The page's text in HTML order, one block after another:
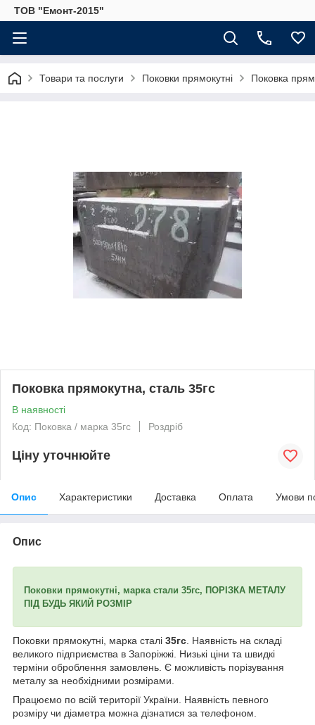
ТОВ "Емонт-2015"
Товари та послуги Поковки прямокутні Поковка
Поковка прямокутна, сталь 35гс
В наявності
Код: Поковка / марка 35гс
Роздріб
Ціну уточнюйте
Опис Характеристики Доставка Оплата Умови
Опис
Поковки прямокутні, марка стали 35гс, ПОРІЗКА МЕТАЛУ
ПІД БУДЬ ЯКИЙ РОЗМІР
Поковки прямокутні, марка сталі 35гс . Наявність на складі
великого підприємства в Запоріжжі. Низькі ціни та швидкі
терміни оброблення замовлень. Є можливість порізування
металу за необхідними розмірами.
Працюємо по всій території України. Наявність певного
розміру чи діаметра можна дізнатися за телефоном.